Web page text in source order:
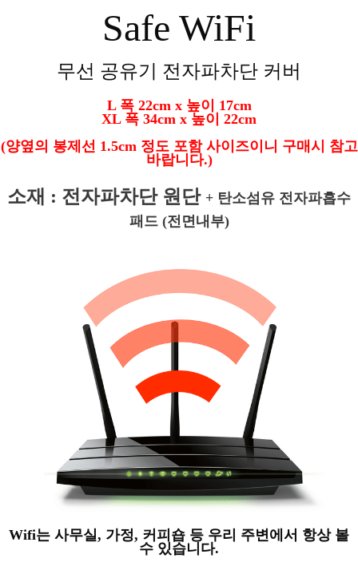
Safe WiFi
무선 공유기 전자파차단 커버
L 폭 22cm x 높이 17cm
XL 폭 34cm x 높이 22cm
(양옆의 봉제선 1.5cm 정도 포함 사이즈이니 구매시 참고
바랍니다.)
소재 : 전자파차단 원단 + 탄소섬유 전자파흡수
패드 (전면내부)
Wifi는 사무실, 가정, 커피숍 등 우리 주변에서 항상 볼
수 있습니다.